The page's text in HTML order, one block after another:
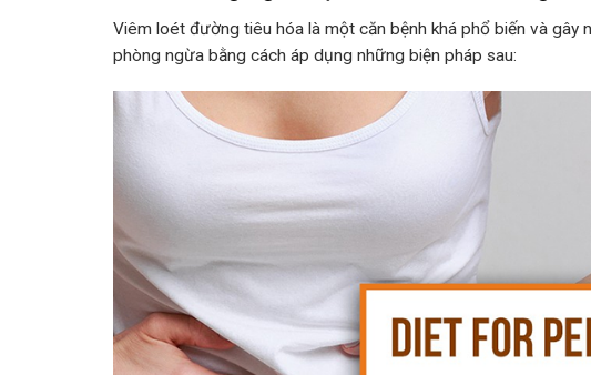
Viêm loét đường tiêu hóa là một căn bệnh khá phổ biến và gây
phòng ngừa bằng cách áp dụng những biện pháp sau: